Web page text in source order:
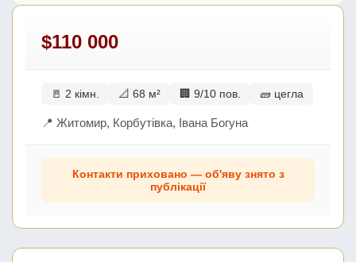
$110 000
🚪 2 кімн. 📐 68 м² 🏢 9/10 пов. 🧱 цегла
📍 Житомир, Корбутівка, Івана Богуна
Контакти приховано — об'яву знято з
публікації